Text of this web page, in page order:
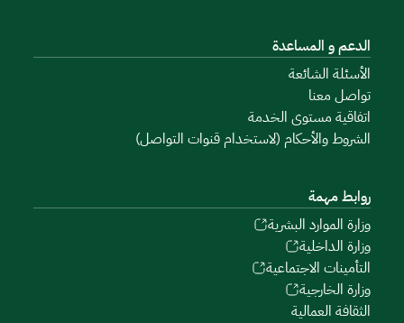
الدعم و المساعدة
الأسئلة الشائعة
تواصل معنا
اتفاقية مستوى الخدمة
الشروط والأحكام (لاستخدام قنوات التواصل)
روابط مهمة
وزارة الموارد البشرية
وزارة الداخلية
التأمينات الاجتماعية
وزارة الخارجية
الثقافة العمالية